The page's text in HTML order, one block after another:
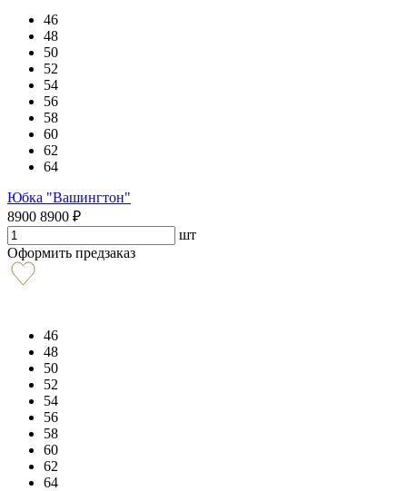
46
48
50
52
54
56
58
60
62
64
Юбка "Вашингтон"
8900 8900 ₽
шт
Оформить предзаказ
46
48
50
52
54
56
58
60
62
64